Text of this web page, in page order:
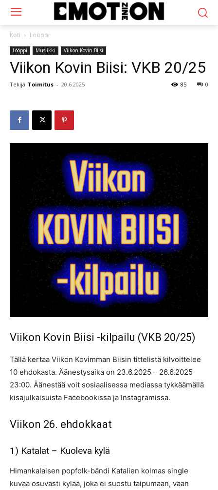
Koti Lööppi
Lööppi Musiikki Viikon Kovin Biisi
Viikon Kovin Biisi: VKB 20/25
Tekijä Toimitus - 20.6.2025 0
85
Viikon Kovin Biisi -kilpailu (VKB 20/25)
Tällä kertaa Viikon Kovimman Biisin tittelistä kilvoittelee
10 ehdokasta. Äänestysaika on 23.6.2025 – 26.6.2025
23:00. Äänestää voit sosiaalisessa mediassa tykkäämällä
kisajulkaisuista Facebookissa ja Instagramissa.
Viikon 26. ehdokkaat
1) Katalat – Kuoleva kylä
Himankalaisen popfolk-bändi Katalien kolmas single
kuvaa osuvasti kylää, joka ei suostu taipumaan, vaan